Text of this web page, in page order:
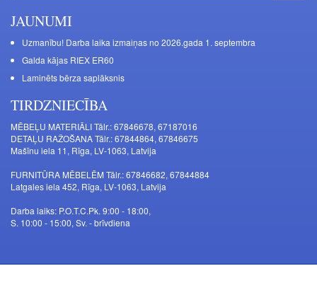
JAUNUMI
Uzmanību! Darba laika izmaiņas no 2026.gada 1. septembra
Galda kājas RIEX ER60
Laminēts bērza saplāksnis
TIRDZNIECĪBA
MĒBEĻU MATERIĀLI Tālr.: 67846678, 67187016
DETAĻU RAŽOŠANA Tālr.: 67844864, 67846675
Mašīnu iela 11, Rīga, LV-1063, Latvija
FURNITŪRA MĒBELĒM Tālr.: 67846682, 67844884
Latgales iela 452, Rīga, LV-1063, Latvija
Darba laiks: P.O.T.C.Pk. 9:00 - 18:00,
S. 10:00 - 15:00, Sv. - brīvdiena